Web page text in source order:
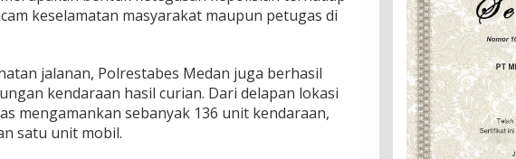
keselamatan masyarakat maupun petugas di
jalanan, Polrestabes Medan juga berhasil
kendaraan hasil curian. Dari delapan lokasi
mengamankan sebanyak 136 unit kendaraan,
satu unit mobil.